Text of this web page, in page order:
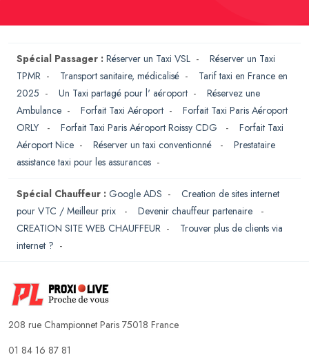
Spécial Passager : Réserver un Taxi VSL - Réserver un Taxi
TPMR - Transport sanitaire, médicalisé - Tarif taxi en France en
2025 - Un Taxi partagé pour l' aéroport - Réservez une
Ambulance - Forfait Taxi Aéroport - Forfait Taxi Paris Aéroport
ORLY
- Forfait Taxi Paris Aéroport Roissy CDG - Forfait Taxi
Aéroport Nice - Réserver un taxi conventionné - Prestataire
assistance taxi pour les assurances -
Spécial Chauffeur : Google ADS - Creation de sites internet
pour VTC / Meilleur prix
- Devenir chauffeur partenaire
-
CREATION SITE WEB CHAUFFEUR - Trouver plus de clients via
internet ? -
208 rue Championnet Paris 75018 France
01 84 16 87 81